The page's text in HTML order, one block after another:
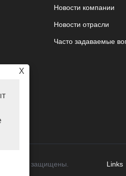
Новости компании
Новости отрасли
Часто задаваемые
права защищены. Links
X